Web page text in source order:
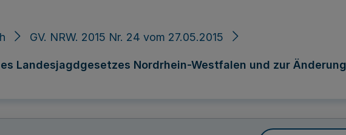
GV. NRW. 2015 Nr. 24 vom 27.05.2015
Landesjagdgesetzes Nordrhein-Westfalen und zur